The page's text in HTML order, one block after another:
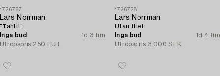
1726767
Lars Norrman
"Tahiti".
Inga bud
1d 3 tim
Utropspris 250 EUR
1726728
Lars Norrman
Utan titel.
Inga bud
1d 4 tim
Utropspris 3 000 SEK